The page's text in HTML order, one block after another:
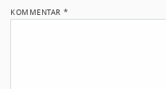
KOMMENTAR*